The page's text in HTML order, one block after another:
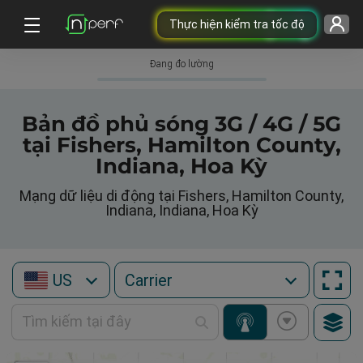
Thực hiện kiểm tra tốc độ
Đang đo lường
Bản đồ phủ sóng 3G / 4G / 5G
tại Fishers, Hamilton County,
Indiana, Hoa Kỳ
Mạng dữ liệu di động tại Fishers, Hamilton County,
Indiana, Indiana, Hoa Kỳ
US